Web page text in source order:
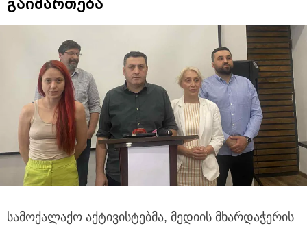
სამოქალაქო აქტივისტებმა, მედიის მხარდაჭერის